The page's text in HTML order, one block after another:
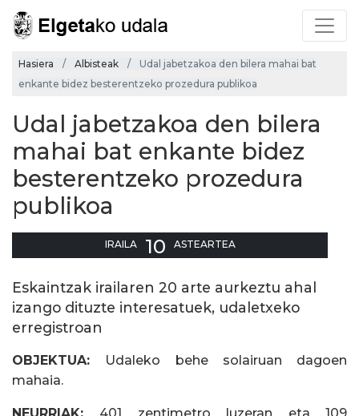
Hasiera Albisteak
Udal jabetzakoa den bilera mahai bat
enkante bidez besterentzeko prozedura publikoa
Udal jabetzakoa den bilera
mahai bat enkante bidez
besterentzeko prozedura
publikoa
IRAILA 10 ASTEARTEA
Eskaintzak irailaren 20 arte aurkeztu ahal
izango dituzte interesatuek, udaletxeko
erregistroan
OBJEKTUA: Udaleko behe solairuan dagoen
mahaia.